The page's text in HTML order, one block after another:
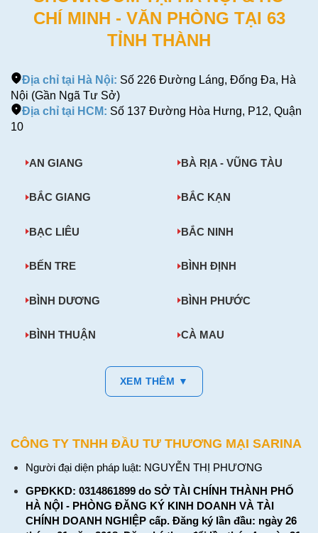
CHÍ MINH - VĂN PHÒNG TẠI 63
TỈNH THÀNH
Địa chỉ tại Hà Nội: Số 226 Đường Láng, Đống Đa, Hà
Nội (Gần Ngã Tư Sở)
Địa chỉ tại HCM: Số 137 Đường Hòa Hưng, P12, Quận
10
AN GIANG BÀ RỊA - VŨNG TÀU
BẮC GIANG BẮC KẠN
BẠC LIÊU BẮC NINH
BẾN TRE BÌNH ĐỊNH
BÌNH DƯƠNG BÌNH PHƯỚC
BÌNH THUẬN CÀ MAU
XEM THÊM ▼
CÔNG TY TNHH ĐẦU TƯ THƯƠNG MẠI SARINA
Người đại diện pháp luật: NGUYỄN THỊ PHƯƠNG
GPĐKKD: 0314861899 do SỞ TÀI CHÍNH THÀNH PHỐ
HÀ NỘI - PHÒNG ĐĂNG KÝ KINH DOANH VÀ TÀI
CHÍNH DOANH NGHIỆP cấp. Đăng ký lần đầu: ngày 26